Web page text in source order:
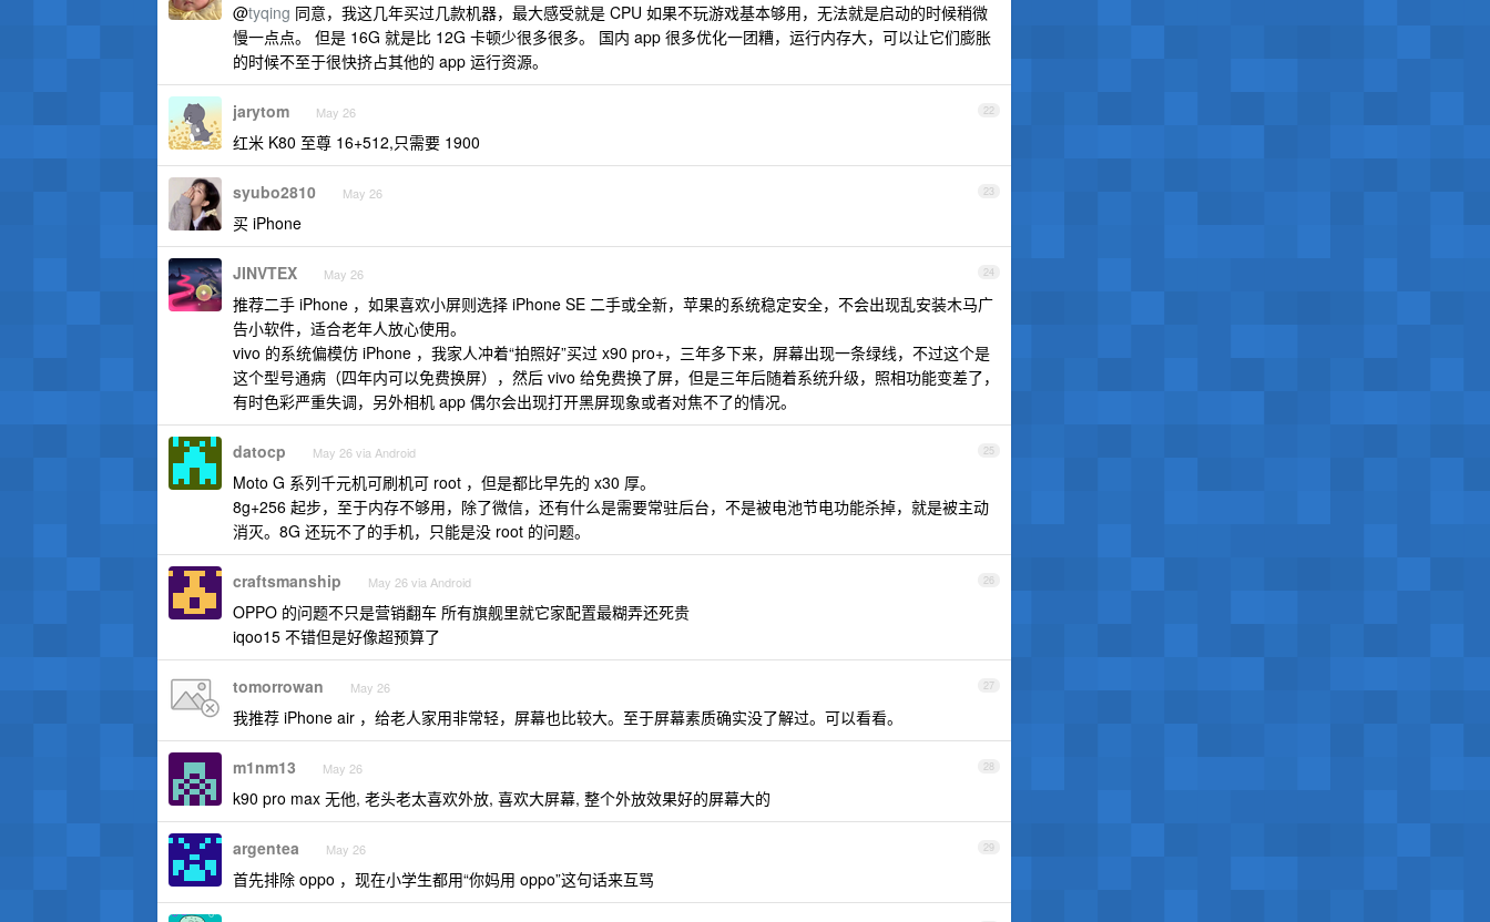
@tyqing 同意，我这几年买过几款机器，最大感受就是 CPU 如果不玩游戏基本够用，无法就是启动的时候稍微
慢一点点。 但是 16G 就是比 12G 卡顿少很多很多。 国内 app 很多优化一团糟，运行内存大，可以让它们膨胀
的时候不至于很快挤占其他的 app 运行资源。
22
jarytom May 26
红米 K80 至尊 16+512,只需要 1900
23
syubo2810 May 26
买 iPhone
24
JINVTEX May 26
推荐二手 iPhone ，如果喜欢小屏则选择 iPhone SE 二手或全新，苹果的系统稳定安全，不会出现乱安装木马广
告小软件，适合老年人放心使用。
vivo 的系统偏模仿 iPhone ，我家人冲着“拍照好”买过 x90 pro+，三年多下来，屏幕出现一条绿线，不过这个是
这个型号通病（四年内可以免费换屏），然后 vivo 给免费换了屏，但是三年后随着系统升级，照相功能变差了，
有时色彩严重失调，另外相机 app 偶尔会出现打开黑屏现象或者对焦不了的情况。
25
datocp May 26 via Android
Moto G 系列千元机可刷机可 root ，但是都比早先的 x30 厚。
8g+256 起步，至于内存不够用，除了微信，还有什么是需要常驻后台，不是被电池节电功能杀掉，就是被主动
消灭。8G 还玩不了的手机，只能是没 root 的问题。
26
craftsmanship May 26 via Android
OPPO 的问题不只是营销翻车 所有旗舰里就它家配置最糊弄还死贵
iqoo15 不错但是好像超预算了
27
tomorrowan May 26
我推荐 iPhone air ，给老人家用非常轻，屏幕也比较大。至于屏幕素质确实没了解过。可以看看。
28
m1nm13 May 26
k90 pro max 无他, 老头老太喜欢外放, 喜欢大屏幕, 整个外放效果好的屏幕大的
29
argentea May 26
首先排除 oppo ，现在小学生都用“你妈用 oppo”这句话来互骂